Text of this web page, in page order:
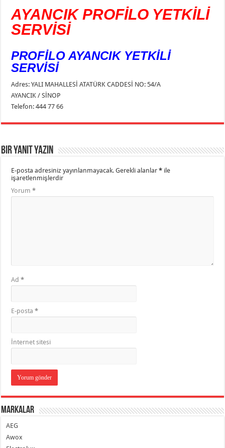
AYANCIK PROFİLO YETKİLİ
SERVİSİ
PROFİLO AYANCIK YETKİLİ
SERVİSİ
Adres: YALI MAHALLESİ ATATÜRK CADDESİ NO: 54/A
AYANCIK / SİNOP
Telefon: 444 77 66
Bir yanıt yazın
E-posta adresiniz yayınlanmayacak. Gerekli alanlar* ile
işaretlenmişlerdir
Yorum*
Ad*
E-posta*
İnternet sitesi
Markalar
AEG
Awox